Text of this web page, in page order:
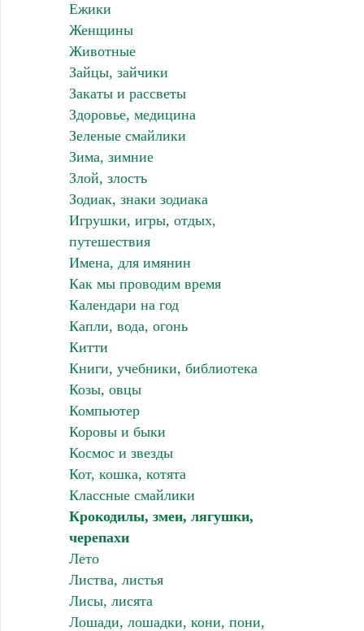
Ежики
Женщины
Животные
Зайцы, зайчики
Закаты и рассветы
Здоровье, медицина
Зеленые смайлики
Зима, зимние
Злой, злость
Зодиак, знаки зодиака
Игрушки, игры, отдых,
путешествия
Имена, для имянин
Как мы проводим время
Календари на год
Капли, вода, огонь
Китти
Книги, учебники, библиотека
Козы, овцы
Компьютер
Коровы и быки
Космос и звезды
Кот, кошка, котята
Классные смайлики
Крокодилы, змеи, лягушки,
черепахи
Лето
Листва, листья
Лисы, лисята
Лошади, лошадки, кони, пони,